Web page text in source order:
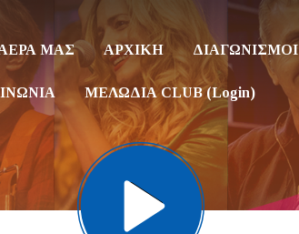
ΜΑΣ ΑΡΧΙΚΗ ΔΙΑΓΩΝΙΣΜΟΙ
ΜΕΛΩΔΙΑ CLUB (Login)